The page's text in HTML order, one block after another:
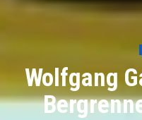
Wolfgang